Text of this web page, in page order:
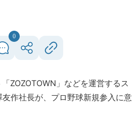
0
ZOZOTOWN」などを運営するス
作社長が、プロ野球新規参入に意